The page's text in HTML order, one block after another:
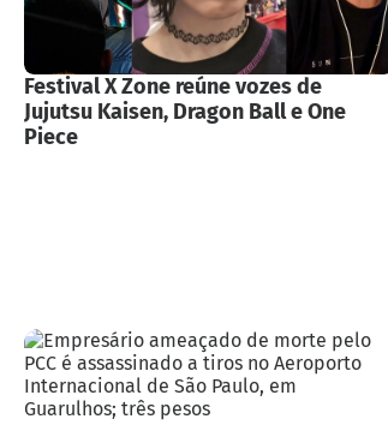
Festival X Zone reúne vozes de
Jujutsu Kaisen, Dragon Ball e One
Piece